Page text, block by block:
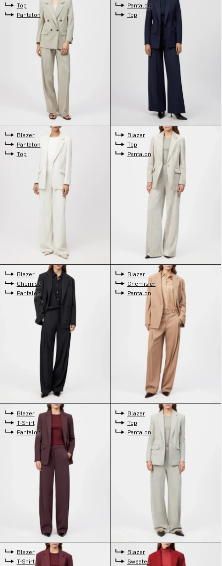
Top
Pantalon
Pantalon
Top
Blazer
Pantalon
Top
Blazer
Top
Pantalon
Blazer
Chemise
Pantalon
Blazer
Chemisier
Pantalon
Blazer
T-Shirt
Pantalon
Blazer
Top
Pantalon
Blazer
T-Shirt
Blazer
Sweater